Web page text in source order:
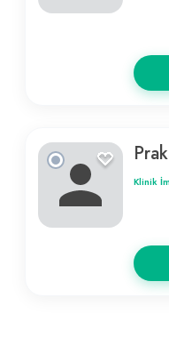
Klinik